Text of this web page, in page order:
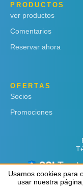
PRODUCTOS
ver productos
Comentarios
Reservar ahora
OFERTAS
Socios
Promociones
Usamos cookies para
usar nuestra
Usamos cookies para
usar nuestra